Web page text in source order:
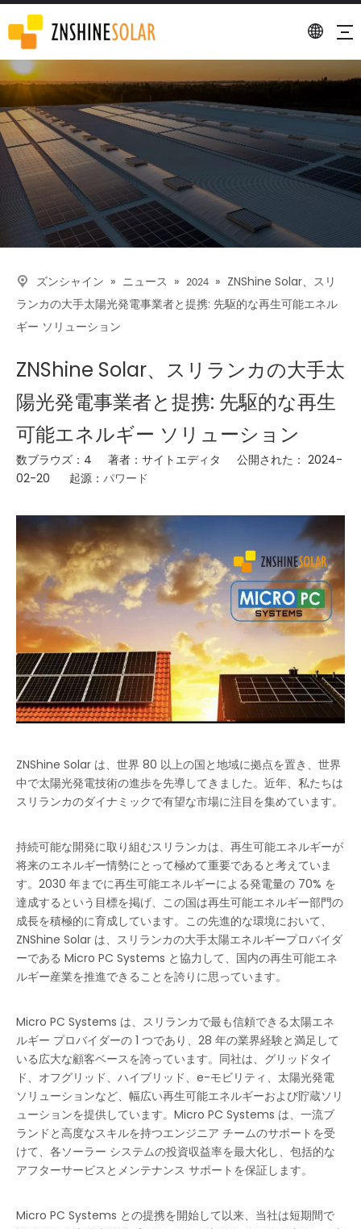
詳細
ズンシャイン » ニュース » 2024 » ZNShine Solar、スリ
ランカの大手太陽光発電事業者と提携: 先駆的な再生可能エネル
ギー ソリューション
ZNShine Solar、スリランカの大手太
陽光発電事業者と提携: 先駆的な再生
可能エネルギー ソリューション
数ブラウズ： 4 著者：サイトエディタ 公開された： 2024-
02-20 起源： パワード
ZNShine Solar は、世界 80 以上の国と地域に拠点を置き、世界
中で太陽光発電技術の進歩を先導してきました。近年、私たちは
スリランカのダイナミックで有望な市場に注目を集めています。
持続可能な開発に取り組むスリランカは、再生可能エネルギーが
将来のエネルギー情勢にとって極めて重要であると考えていま
す。2030 年までに再生可能エネルギーによる発電量の 70% を
達成するという目標を掲げ、この国は再生可能エネルギー部門の
成長を積極的に育成しています。この先進的な環境において、
ZNShine Solar は、スリランカの大手太陽エネルギープロバイダ
ーである Micro PC Systems と協力して、国内の再生可能エネ
ルギー産業を推進できることを誇りに思っています。
Micro PC Systems は、スリランカで最も信頼できる太陽エネ
ルギー プロバイダーの 1 つであり、28 年の業界経験と満足して
いる広大な顧客ベースを誇っています。同社は、グリッドタイ
ド、オフグリッド、ハイブリッド、e-モビリティ、太陽光発電
ソリューションなど、幅広い再生可能エネルギーおよび貯蔵ソリ
ューションを提供しています。Micro PC Systems は、一流ブ
ランドと高度なスキルを持つエンジニア チームのサポートを受
けて、各ソーラー システムの投資収益率を最大化し、包括的な
アフターサービスとメンテナンス サポートを保証します。
Micro PC Systems との提携を開始して以来、当社は短期間で